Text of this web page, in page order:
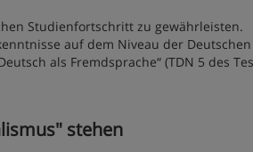
Studienfortschritt zu gewährleisten.
auf dem Niveau der Deutschen
als Fremdsprache“ (TDN 5 des
stehen